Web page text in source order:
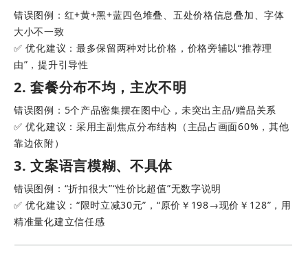
错误图例：红+黄+黑+蓝四色堆叠、五处价格信息叠加、字体
大小不一致
✅ 优化建议：最多保留两种对比价格，价格旁辅以“推荐理
由”，提升引导性
2. 套餐分布不均，主次不明
错误图例：5个产品密集摆在图中心，未突出主品/赠品关系
✅ 优化建议：采用主副焦点分布结构（主品占画面60%，其他
靠边依附）
3. 文案语言模糊、不具体
错误图例：“折扣很大”“性价比超值”无数字说明
✅ 优化建议：“限时立减30元”，“原价￥198→现价￥128”，用
精准量化建立信任感